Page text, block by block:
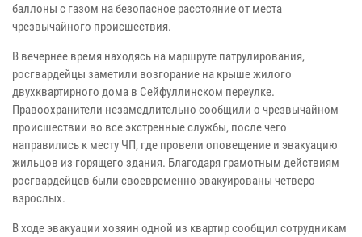
баллоны с газом на безопасное расстояние от места
чрезвычайного происшествия.
В вечернее время находясь на маршруте патрулирования,
росгвардейцы заметили возгорание на крыше жилого
двухквартирного дома в Сейфуллинском переулке.
Правоохранители незамедлительно сообщили о чрезвычайном
происшествии во все экстренные службы, после чего
направились к месту ЧП, где провели оповещение и эвакуацию
жильцов из горящего здания. Благодаря грамотным действиям
росгвардейцев были своевременно эвакуированы четверо
взрослых.
В ходе эвакуации хозяин одной из квартир сообщил сотрудникам